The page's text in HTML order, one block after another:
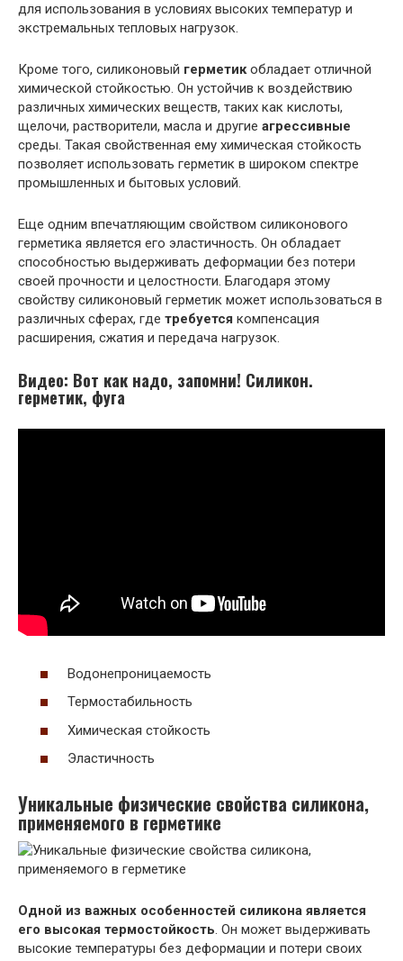
для использования в условиях высоких температур и
экстремальных тепловых нагрузок.
Кроме того, силиконовый герметикобладает отличной
химической стойкостью. Он устойчив к воздействию
различных химических веществ, таких как кислоты,
щелочи, растворители, масла и другие агрессивные
среды. Такая свойственная ему химическая стойкость
позволяет использовать герметик в широком спектре
промышленных и бытовых условий.
Еще одним впечатляющим свойством силиконового
герметика является его эластичность. Он обладает
способностью выдерживать деформации без потери
своей прочности и целостности. Благодаря этому
свойству силиконовый герметик может использоваться в
различных сферах, где требуется компенсация
расширения, сжатия и передача нагрузок.
Видео: Вот как надо, запомни! Силикон.
герметик, фуга
Водонепроницаемость
Термостабильность
Химическая стойкость
Эластичность
Уникальные физические свойства силикона,
применяемого в герметике
Одной из важных особенностей силикона является
его высокая термостойкость. Он может выдерживать
высокие температуры без деформации и потери своих